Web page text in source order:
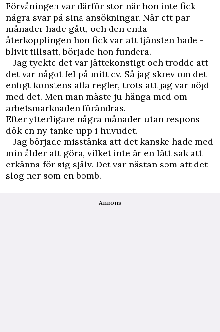
Förvåningen var därför stor när hon inte fick
några svar på sina ansökningar. När ett par
månader hade gått, och den enda
återkopplingen hon fick var att tjänsten hade ­
blivit tillsatt, började hon fundera.
– Jag tyckte det var jättekonstigt och trodde att
det var något fel på mitt cv. Så jag skrev om det
enligt konstens alla regler, trots att jag var nöjd
med det. Men man måste ju hänga med om
arbetsmarknaden förändras.
Efter ytterligare några månader utan ­respons
dök en ny tanke upp i huvudet.
– Jag började misstänka att det kanske hade med
min ålder att göra, vilket inte är en lätt sak att
erkänna för sig själv. Det var nästan som att det
slog ner som en bomb.
Annons